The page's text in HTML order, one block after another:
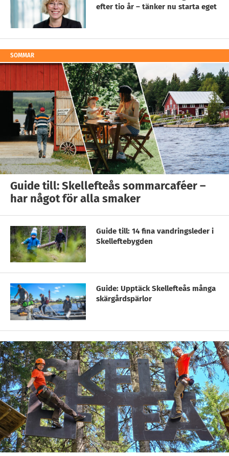
efter tio år – tänker nu starta eget
SOMMAR
Guide till: Skellefteås sommarcaféer –
har något för alla smaker
Guide till: 14 fina vandringsleder i
Skelleftebygden
Guide: Upptäck Skellefteås många
skärgårdspärlor